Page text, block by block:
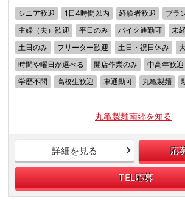
シニア歓迎 1日4時間以内 経験者歓迎
ブラ
主婦（夫）歓迎
平日のみ バイク通勤可
未
土日のみ
フリーター歓迎 土日・祝日休み
時間や曜日が選べる
開店作業のみ 中高年歓迎
学歴不問
高校生歓迎 車通勤可 丸亀製麺
丸亀製麺南郷を知る
詳細を見る 応
TEL応募